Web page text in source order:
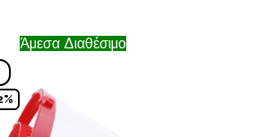
Άμεσα Διαθέσιμο